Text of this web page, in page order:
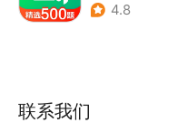
4.8
联系我们